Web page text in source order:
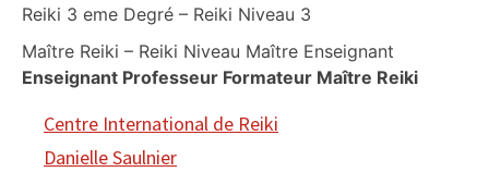
Reiki 3 eme Degré – Reiki Niveau 3
Maître Reiki – Reiki Niveau Maître Enseignant
Enseignant Professeur Formateur Maître Reiki
Centre International de Reiki
Danielle Saulnier